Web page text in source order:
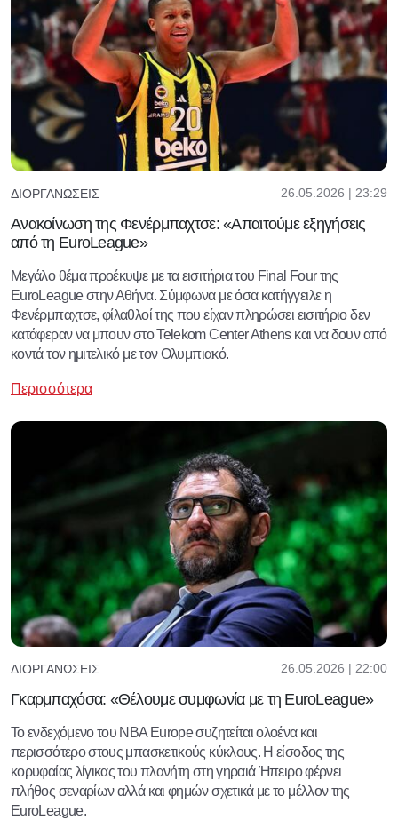
ΔΙΟΡΓΑΝΏΣΕΙΣ 26.05.2026 | 23:29
Ανακοίνωση της Φενέρμπαχτσε: «Απαιτούμε εξηγήσεις
από τη EuroLeague»
Μεγάλο θέμα προέκυψε με τα εισιτήρια του Final Four της
EuroLeague στην Αθήνα. Σύμφωνα με όσα κατήγγειλε η
Φενέρμπαχτσε, φίλαθλοί της που είχαν πληρώσει εισιτήριο δεν
κατάφεραν να μπουν στο Telekom Center Athens και να δουν από
κοντά τον ημιτελικό με τον Ολυμπιακό.
Περισσότερα
ΔΙΟΡΓΑΝΏΣΕΙΣ 26.05.2026 | 22:00
Γκαρμπαχόσα: «Θέλουμε συμφωνία με τη EuroLeague»
Το ενδεχόμενο του NBA Europe συζητείται ολοένα και
περισσότερο στους μπασκετικούς κύκλους. Η είσοδος της
κορυφαίας λίγικας του πλανήτη στη γηραιά Ήπειρο φέρνει
πλήθος σεναρίων αλλά και φημών σχετικά με το μέλλον της
EuroLeague.